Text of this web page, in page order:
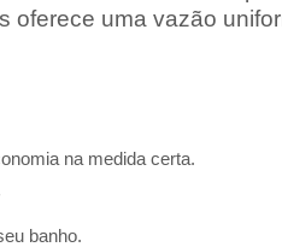
oferece uma vazão
na medida certa.
banho.